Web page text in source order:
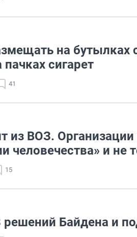
на бутылках
сигарет
41
из ВОЗ.
человечества» и не
15
Байдена и